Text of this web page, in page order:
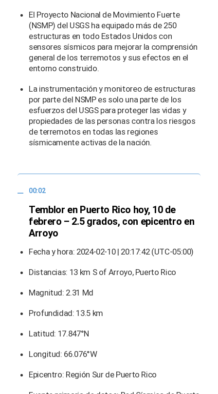
El Proyecto Nacional de Movimiento Fuerte
(NSMP) del USGS ha equipado más de 250
estructuras en todo Estados Unidos con
sensores sísmicos para mejorar la comprensión
general de los terremotos y sus efectos en el
entorno construido.
La instrumentación y monitoreo de estructuras
por parte del NSMP es solo una parte de los
esfuerzos del USGS para proteger las vidas y
propiedades de las personas contra los riesgos
de terremotos en todas las regiones
sísmicamente activas de la nación.
00:02
Temblor en Puerto Rico hoy, 10 de
febrero – 2.5 grados, con epicentro en
Arroyo
Fecha y hora: 2024-02-10 | 20:17:42 (UTC-05:00)
Distancias: 13 km S of Arroyo, Puerto Rico
Magnitud: 2.31 Md
Profundidad: 13.5 km
Latitud: 17.847°N
Longitud: 66.076°W
Epicentro: Región Sur de Puerto Rico